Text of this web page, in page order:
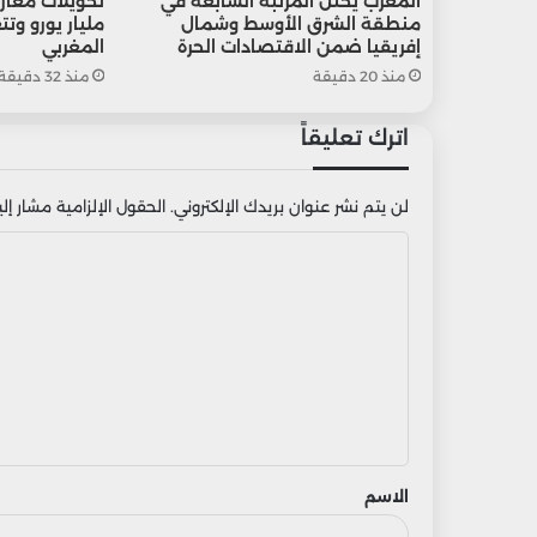
منطقة الشرق الأوسط وشمال
إفريقيا ضمن الاقتصادات الحرة
منذ 20 دقيقة
مليار يورو
المغربي
منذ 32 دقيقة
اترك تعليقاً
لن يتم نشر عنوان بريدك الإلكتروني. الحقول الإلزامية مشار
ق
الاسم